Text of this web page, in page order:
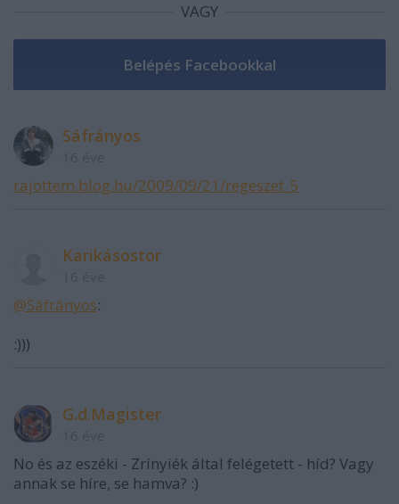
VAGY
Sáfrányos
rajottem.blog.hu/2009/09/21/regeszet_5
Karikásostor
@Sáfrányos:
:)))
G.d.Magister
No és az eszéki - Zrínyiék által felégetett - híd? Vagy
annak se híre, se hamva? :)